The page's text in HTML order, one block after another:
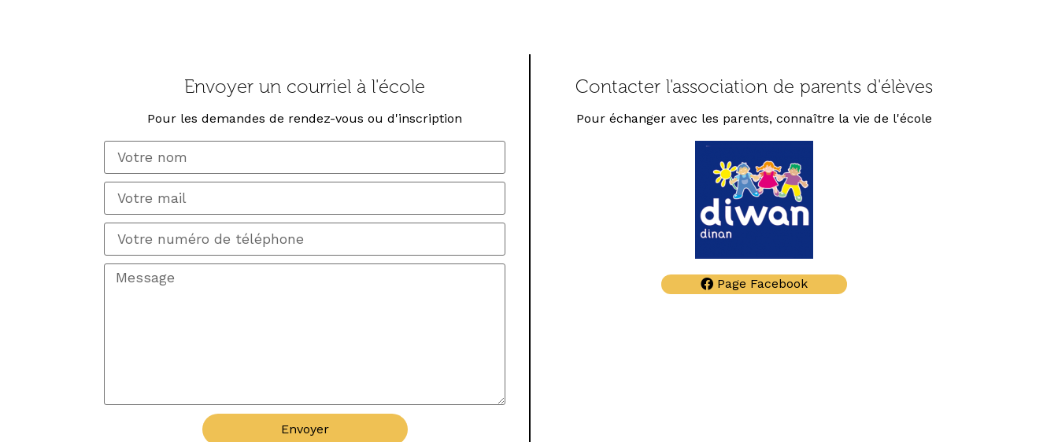
Envoyer un courriel à l'école
Pour les demandes de rendez-vous ou d'inscription
Envoyer
Contacter l'association de parents d'élèves
Pour échanger avec les parents, connaître la vie de l'école
Page Facebook